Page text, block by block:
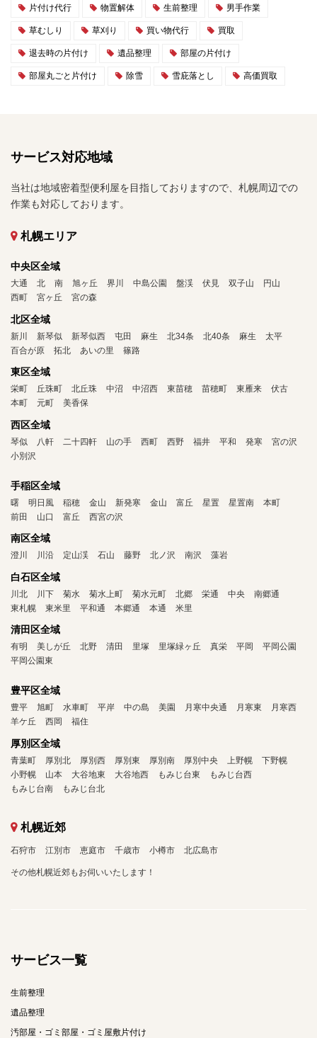
片付け代行 物置解体 生前整理 男手作業
草むしり 草刈り 買い物代行 買取
退去時の片付け 遺品整理 部屋の片付け
部屋丸ごと片付け 除雪 雪庇落とし 高価買取
サービス対応地域
当社は地域密着型便利屋を目指しておりますので、札幌周辺での
作業も対応しております。
札幌エリア
中央区全域
大通 北 南 旭ヶ丘 界川 中島公園 盤渓 伏見 双子山
円山
西町
宮ヶ丘 宮の森
北区全域
新川 新琴似 新琴似西 屯田 麻生 北34条 北40条 麻生
太平
百合が原
拓北 あいの里 篠路
東区全域
栄町 丘珠町 北丘珠 中沼 中沼西 東苗穂 苗穂町 東雁来
伏古
本町
元町 美香保
西区全域
琴似 八軒 二十四軒 山の手 西町 西野 福井 平和 発寒
宮の沢
小別沢
手稲区全域
曙 明日風 稲穂 金山 新発寒 金山 富丘 星置 星置南
本町
前田
山口 富丘 西宮の沢
南区全域
澄川 川沿 定山渓 石山 藤野 北ノ沢 南沢 藻岩
白石区全域
川北 川下 菊水 菊水上町 菊水元町 北郷 栄通 中央
南郷通
東札幌
東米里 平和通 本郷通 本通 米里
清田区全域
有明 美しが丘 北野 清田 里塚 里塚緑ヶ丘 真栄 平岡
平岡公園
平岡公園東
豊平区全域
豊平 旭町 水車町 平岸 中の島 美園 月寒中央通 月寒東
月寒西
羊ケ丘
西岡 福住
厚別区全域
青葉町 厚別北 厚別西 厚別東 厚別南 厚別中央 上野幌
下野幌
小野幌
山本 大谷地東 大谷地西 もみじ台東
もみじ台西
もみじ台南
もみじ台北
札幌近郊
石狩市 江別市 恵庭市 千歳市 小樽市 北広島市
その他札幌近郊もお伺いいたします！
サービス一覧
生前整理
遺品整理
汚部屋・ゴミ部屋・ゴミ屋敷片付け